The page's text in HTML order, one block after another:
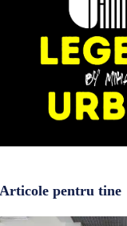
Articole pentru tine